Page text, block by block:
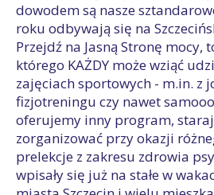
dowodem są nasze
roku odbywają się na
Przejdź na Jasną Stronę mocy,
którego KAŻDY może wziąć
zajęciach sportowych - m.in. z
fizjotreningu czy nawet
oferujemy inny program,
zorganizować przy okazji
prelekcje z zakresu zdrowia
wpisały się już na stałe w